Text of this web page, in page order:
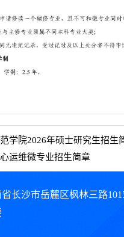
第 1 页
学院2026年硕士研究生招生
运维微专业招生简章
长沙市岳麓区枫林三路